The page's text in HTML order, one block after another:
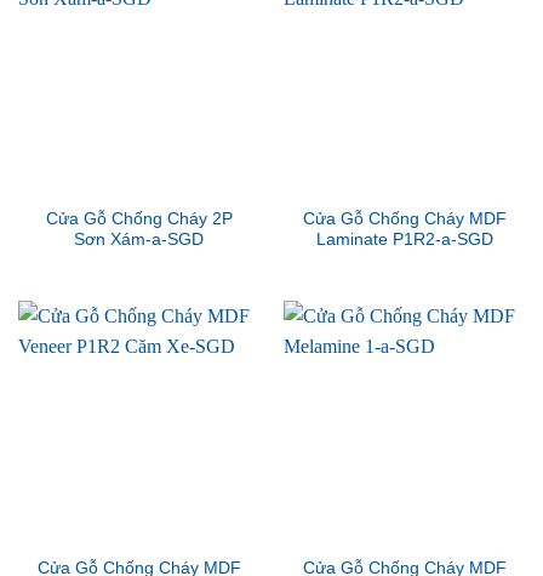
Cửa Gỗ Chống Cháy 2P
Sơn Xám-a-SGD
Cửa Gỗ Chống Cháy MDF
Laminate P1R2-a-SGD
Cửa Gỗ Chống Cháy MDF Cửa Gỗ Chống Cháy MDF